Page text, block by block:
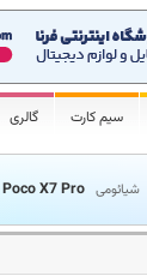
سیم کارت گالری
شیائومی Poco X7 Pro